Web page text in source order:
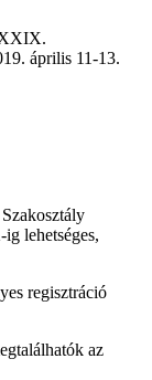
XXIX.
április 11-13.
-ig lehetséges,
regisztráció
az